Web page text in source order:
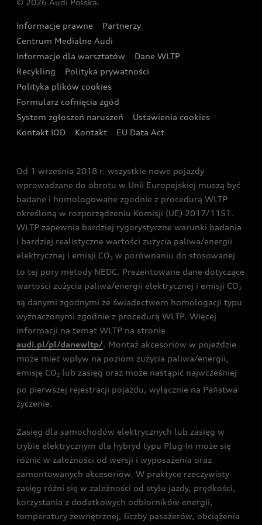
Wyszukaj najbliższego Partnera Audi
Oferta dla przedsiębiorców
Oferta dla klientów prywatnych
Kalkulator rat
Ubezpieczenie
Audi exclusive
Zasięg
Gwarancja
Akcje serwisowe Audi
Katalog online akcesoriów
Audi i Muzeum Sztuki Nowoczesnej w Warszawie
Audi driving experience
Audi quattro Cup
Audi i Puchar Świata w Skokach Narciarskich w
Zakopanem
© 2026 Audi Polska.
Informacje prawne
Partnerzy
Centrum Medialne Audi
Informacje dla warsztatów
Dane WLTP
Recykling
Polityka prywatności
Polityka plików cookies
Formularz cofnięcia zgód
System zgłoszeń naruszeń
Ustawienia cookies
Kontakt IOD
Kontakt EU Data Act
Od 1 września 2018 r. wszystkie nowe pojazdy
wprowadzane do obrotu w Unii Europejskiej muszą być
badane i homologowane zgodnie z procedurą WLTP
określoną w rozporządzeniu Komisji (UE) 2017/1151.
WLTP zapewnia bardziej rygorystyczne warunki badania
i bardziej realistyczne wartości zużycia paliwa/energii
elektrycznej i emisji CO2 w porównaniu do stosowanej
to tej pory metody NEDC. Prezentowane dane dotyczące
wartości zużycia paliwa/energii elektrycznej i emisji CO2
są danymi zgodnymi ze świadectwem homologacji typu
wyznaczonymi zgodnie z procedurą WLTP. Więcej
informacji na temat WLTP na stronie
audi.pl/pl/danewltp/. Montaż akcesoriów w pojeździe
może mieć wpływ na poziom zużycia paliwa/energii,
emisję CO2 lub zasięg oraz może nastąpić najwcześniej
po pierwszej rejestracji pojazdu, wyłącznie na Państwa
życzenie.
Zasięg dla samochodów elektrycznych lub zasięg w
trybie elektrycznym dla hybryd typu Plug-In może się
różnić w zależności od wersji i wyposażenia oraz
zamontowanych akcesoriów. W praktyce rzeczywisty
zasięg różni się w zależności od stylu jazdy, prędkości,
korzystania z dodatkowych odbiorników energii,
temperatury zewnętrznej, liczby pasażerów, obciążenia